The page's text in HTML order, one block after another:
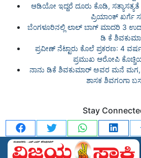
ಆಡಿಯೋ ಇದ್ದರೆ ದೂರು ಕೊಡಿ,
ಪ್ರಿಯಾಂಕ್ ಖರ್ಗೆ
ಬೆಂಗಳೂರಿನಲ್ಲಿ ಲಾಲ್ ಬಾಗ್ ಮಾದರಿ 3
ಡಿ ಕೆ
ಪ್ರವೀಣ್ ನೆಟ್ಟಾರು ಕೊಲೆ ಪ್ರಕರಣ: 4
ಪ್ರಮುಖ ಆರೋಪಿ
ನಾನು ಡಿಕೆ ಶಿವಕುಮಾರ್ ಅವರ ಮನೆ
ಶಾಸಕ ಶಿವಗಂಗಾ
Stay